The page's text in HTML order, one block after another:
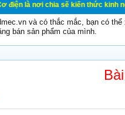
sẽ kiến thức kinh nghiệm
và có thắc mắc, bạn có
bán sản phẩm của mình.